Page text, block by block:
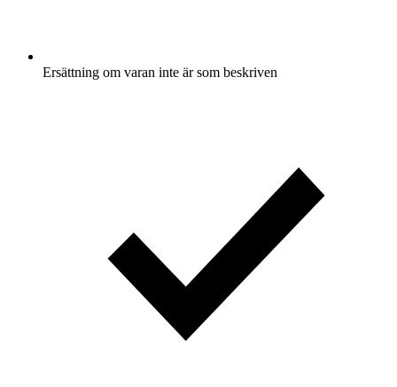
Ersättning om varan inte är som beskriven